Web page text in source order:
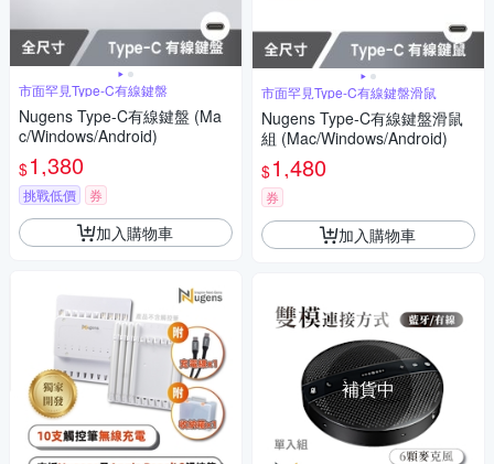
市面罕見Type-C有線鍵盤
Nugens Type-C有線鍵盤 (Ma
c/Windows/Android)
$1,380
挑戰低價 券
加入購物車
市面罕見Type-C有線鍵盤滑鼠
Nugens Type-C有線鍵盤滑鼠
組 (Mac/Windows/Android)
$1,480
券
加入購物車
補貨中